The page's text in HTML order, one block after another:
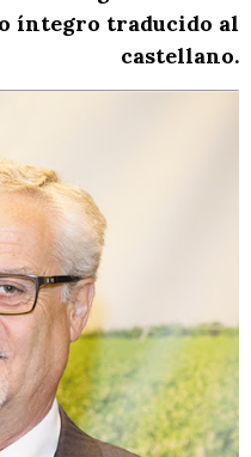
íntegro traducido al
castellano.